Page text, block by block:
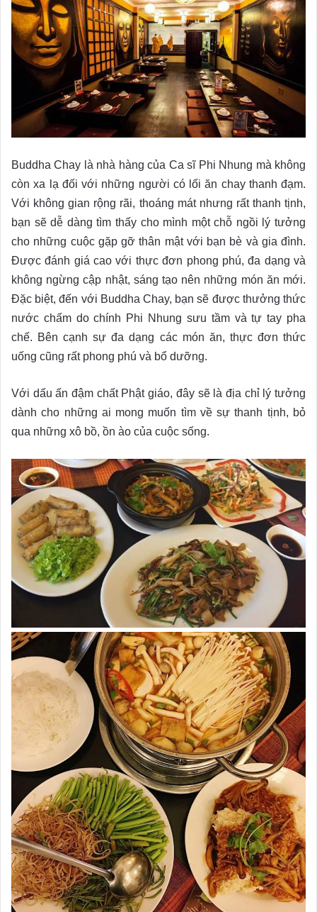
Buddha Chay là nhà hàng của Ca sĩ Phi Nhung mà không
còn xa lạ đối với những người có lối ăn chay thanh đạm.
Với không gian rộng rãi, thoáng mát nhưng rất thanh tịnh,
bạn sẽ dễ dàng tìm thấy cho mình một chỗ ngồi lý tưởng
cho những cuộc gặp gỡ thân mật với bạn bè và gia đình.
Được đánh giá cao với thực đơn phong phú, đa dạng và
không ngừng cập nhật, sáng tạo nên những món ăn mới.
Đặc biệt, đến với Buddha Chay, bạn sẽ được thưởng thức
nước chấm do chính Phi Nhung sưu tầm và tự tay pha
chế. Bên cạnh sự đa dạng các món ăn, thực đơn thức
uống cũng rất phong phú và bổ dưỡng.
Với dấu ấn đậm chất Phật giáo, đây sẽ là địa chỉ lý tưởng
dành cho những ai mong muốn tìm về sự thanh tịnh, bỏ
qua những xô bồ, ồn ào của cuộc sống.